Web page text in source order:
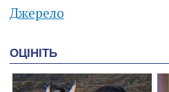
Джерело